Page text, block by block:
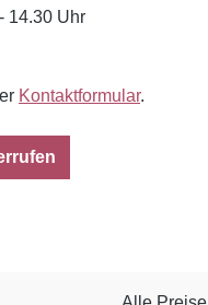
14.30 Uhr
Kontaktformular.